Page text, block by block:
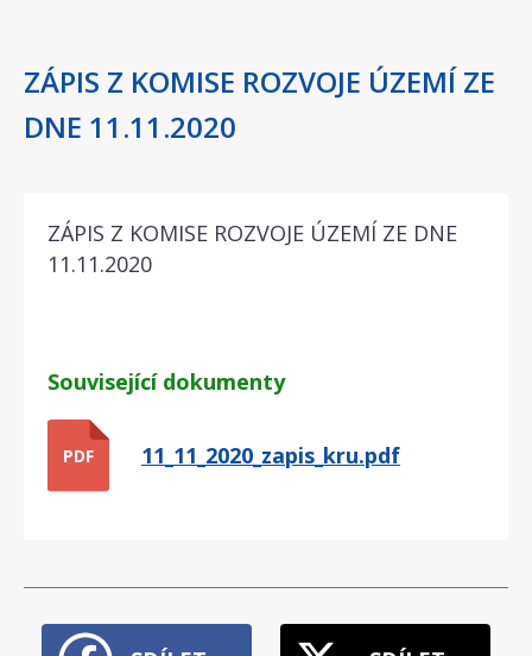
ZÁPIS Z KOMISE ROZVOJE ÚZEMÍ ZE
DNE 11.11.2020
ZÁPIS Z KOMISE ROZVOJE ÚZEMÍ ZE DNE
11.11.2020
Související dokumenty
PDF 11_11_2020_zapis_kru.pdf